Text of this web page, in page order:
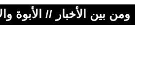
ومن بين الأخبار // الأبوة